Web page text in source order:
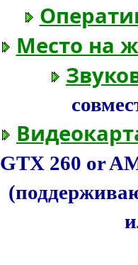
Место на
GTX 260 or